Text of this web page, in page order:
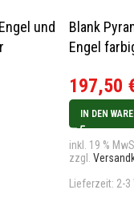
und
Blank
Engel
197,50
IN DEN
inkl. 19 %
zzgl.
Lieferzeit: 2-3